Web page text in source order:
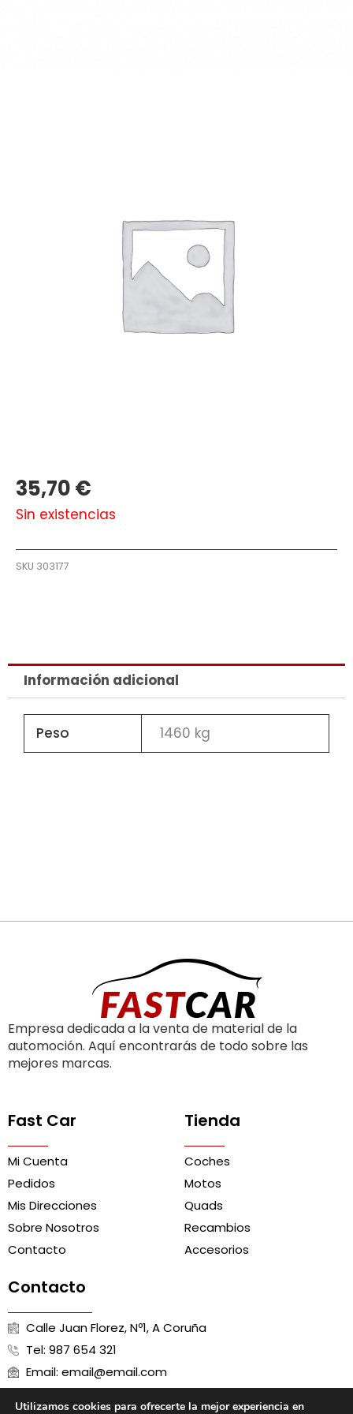
35,70€
Sin existencias
SKU 303177
Información adicional
Peso 1460 kg
Empresa dedicada a la venta de material de la
automoción. Aquí encontrarás de todo sobre las
mejores marcas.
Fast Car
Mi Cuenta
Pedidos
Mis Direcciones
Sobre Nosotros
Contacto
Tienda
Coches
Motos
Quads
Recambios
Accesorios
Contacto
Calle Juan Florez, Nº1, A Coruña
Tel: 987 654 321
Email: email@email.com
Utilizamos cookies para ofrecerte la mejor experiencia en